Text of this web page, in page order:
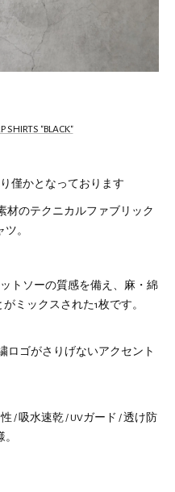
SHIRTS "BLACK"
僅かとなっております
素材のテクニカルファブリック
。
トソーの質感を備え、麻・綿
ミックスされた1枚です。
ロゴがさりげないアクセント
/ 吸水速乾 / UVガード / 透け防